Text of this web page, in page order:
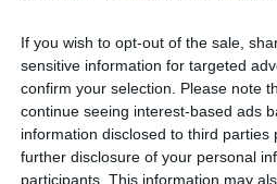
If you wish to opt-out of the sale,
sensitive information for targeted
confirm your selection. Please note
continue seeing interest-based ads
information disclosed to third
further disclosure of your personal
participants. This information may
Commissione Ue che
Semestre europeo.